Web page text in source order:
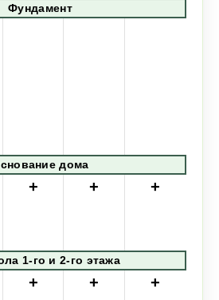
Фундамент
дома
1-го и 2-го этажа